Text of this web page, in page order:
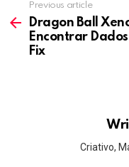
more
Previous article
Dragon Ball
Encontrar
Fix
Criativo,